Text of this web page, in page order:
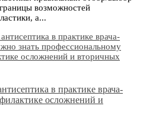
возможностей
а...
в практике врача-
осложнений и